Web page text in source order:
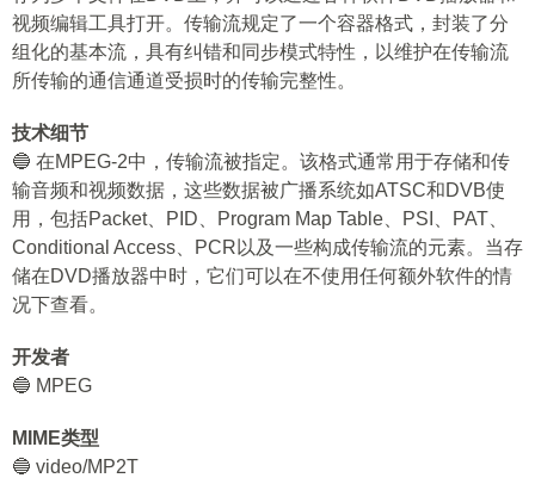
视频编辑工具打开。传输流规定了一个容器格式，封装了分
组化的基本流，具有纠错和同步模式特性，以维护在传输流
所传输的通信通道受损时的传输完整性。
技术细节
🔵 在MPEG-2中，传输流被指定。该格式通常用于存储和传
输音频和视频数据，这些数据被广播系统如ATSC和DVB使
用，包括Packet、PID、Program Map Table、PSI、PAT、
Conditional Access、PCR以及一些构成传输流的元素。当存
储在DVD播放器中时，它们可以在不使用任何额外软件的情
况下查看。
开发者
🔵 MPEG
MIME类型
🔵 video/MP2T